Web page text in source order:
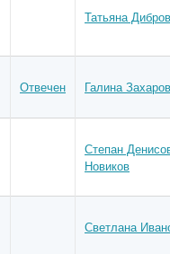
Татьяна
Отвечен Галина
Степан
Новиков
Светлана